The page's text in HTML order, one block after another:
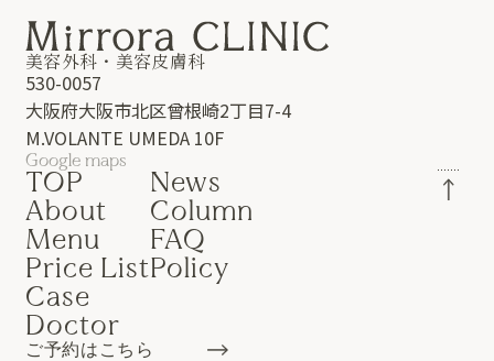
美容外科・美容皮膚科
530-0057
大阪府大阪市北区曾根崎2丁目7-4
M.VOLANTE UMEDA 10F
Google maps
TOP
About
Menu
Price List
Case
Doctor
News
Column
FAQ
Policy
ご予約はこちら